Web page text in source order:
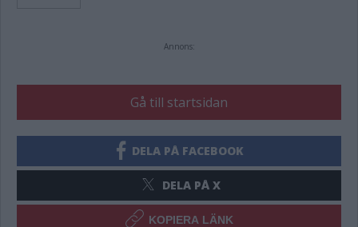
Annons:
Gå till startsidan
DELA PÅ FACEBOOK
DELA PÅ X
KOPIERA LÄNK